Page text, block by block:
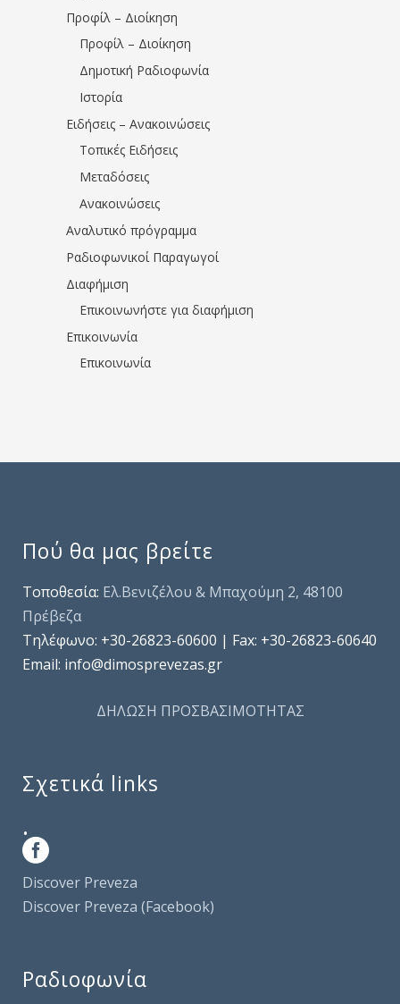
Προφίλ – Διοίκηση
Προφίλ – Διοίκηση
Δημοτική Ραδιοφωνία
Ιστορία
Ειδήσεις – Ανακοινώσεις
Τοπικές Ειδήσεις
Μεταδόσεις
Ανακοινώσεις
Αναλυτικό πρόγραμμα
Ραδιοφωνικοί Παραγωγοί
Διαφήμιση
Επικοινωνήστε για διαφήμιση
Επικοινωνία
Επικοινωνία
Πού θα μας βρείτε
Τοποθεσία: Ελ.Βενιζέλου & Μπαχούμη 2, 48100
Πρέβεζα
Τηλέφωνo: +30-26823-60600 | Fax: +30-26823-60640
Email: info@dimosprevezas.gr
ΔΗΛΩΣΗ ΠΡΟΣΒΑΣΙΜΟΤΗΤΑΣ
Σχετικά links
.
Discover Preveza
Discover Preveza (Facebook)
Ραδιοφωνία